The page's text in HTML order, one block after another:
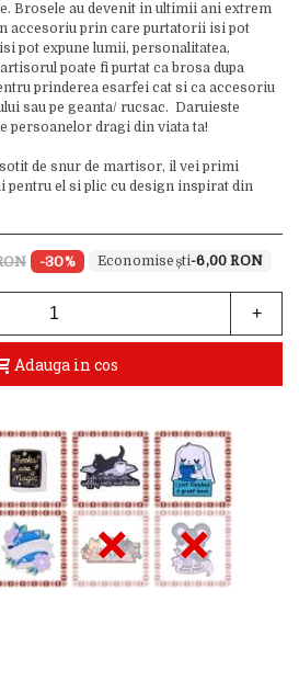
Brosele au devenit in ultimii ani extrem
accesoriu prin care purtatorii isi pot
pot expune lumii, personalitatea,
poate fi purtat ca brosa dupa
prinderea esarfei cat si ca accesoriu
sau pe geanta/ rucsac. Daruieste
persoanelor dragi din viata ta!
de snur de martisor, il vei primi
pentru el si plic cu design inspirat din
-30% -6,00 RON
+
Adauga in cos
×
×